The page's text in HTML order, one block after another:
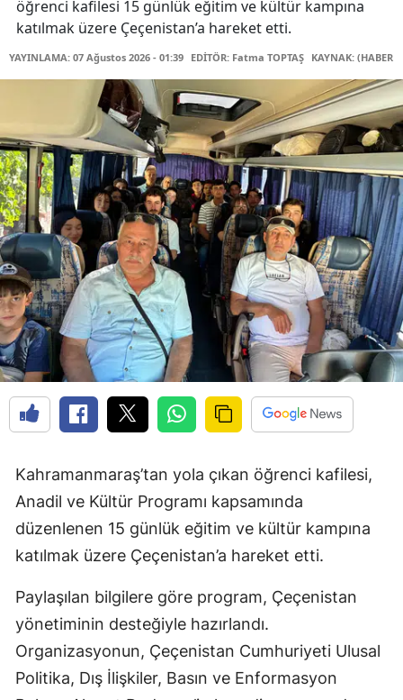
öğrenci kafilesi 15 günlük eğitim ve kültür kampına
katılmak üzere Çeçenistan’a hareket etti.
YAYINLAMA: 07 Ağustos 2026 - 01:39 EDİTÖR: Fatma TOPTAŞ KAYNAK: (HABER
Kahramanmaraş’tan yola çıkan öğrenci kafilesi,
Anadil ve Kültür Programı kapsamında
düzenlenen 15 günlük eğitim ve kültür kampına
katılmak üzere Çeçenistan’a hareket etti.
Paylaşılan bilgilere göre program, Çeçenistan
yönetiminin desteğiyle hazırlandı.
Organizasyonun, Çeçenistan Cumhuriyeti Ulusal
Politika, Dış İlişkiler, Basın ve Enformasyon